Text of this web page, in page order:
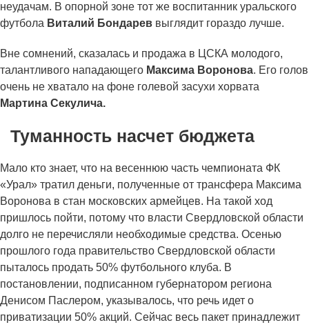
неудачам. В опорной зоне тот же воспитанник уральского
футбола Виталий Бондарев выглядит гораздо лучше.
Вне сомнений, сказалась и продажа в ЦСКА молодого,
талантливого нападающего Максима Воронова. Его голов
очень не хватало на фоне голевой засухи хорвата
Мартина Секулича.
Туманность насчет бюджета
Мало кто знает, что на весеннюю часть чемпионата ФК
«Урал» тратил деньги, полученные от трансфера Максима
Воронова в стан московских армейцев. На такой ход
пришлось пойти, потому что власти Свердловской области
долго не перечисляли необходимые средства. Осенью
прошлого года правительство Свердловской области
пыталось продать 50% футбольного клуба. В
постановлении, подписанном губернатором региона
Денисом Паслером, указывалось, что речь идет о
приватизации 50% акций. Сейчас весь пакет принадлежит